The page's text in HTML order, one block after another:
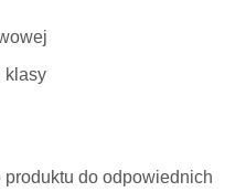
klasy
do odpowiednich